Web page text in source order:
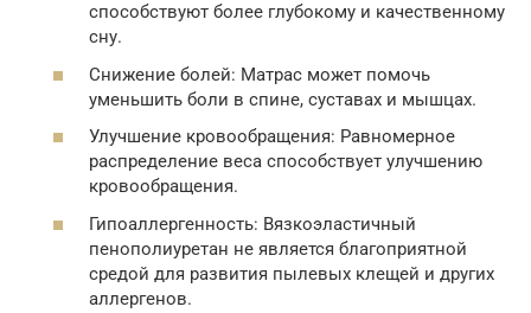
способствуют более глубокому и качественному
сну.
Снижение болей: Матрас может помочь
уменьшить боли в спине, суставах и мышцах.
Улучшение кровообращения: Равномерное
распределение веса способствует улучшению
кровообращения.
Гипоаллергенность: Вязкоэластичный
пенополиуретан не является благоприятной
средой для развития пылевых клещей и других
аллергенов.